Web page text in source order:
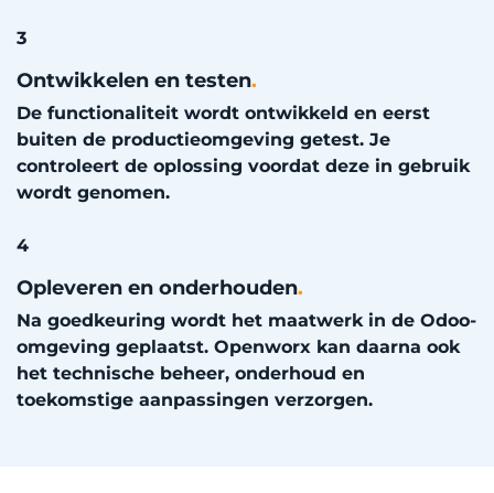
3
Ontwikkelen en testen.
De functionaliteit wordt ontwikkeld en eerst
buiten de productieomgeving getest. Je
controleert de oplossing voordat deze in gebruik
wordt genomen.
4
Opleveren en onderhouden.
Na goedkeuring wordt het maatwerk in de Odoo-
omgeving geplaatst. Openworx kan daarna ook
het technische beheer, onderhoud en
toekomstige aanpassingen verzorgen.